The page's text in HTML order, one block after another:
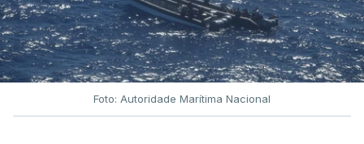
Foto: Autoridade Marítima Nacional